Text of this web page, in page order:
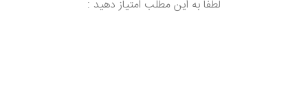
لطفا به این مطلب امتیاز دهید :